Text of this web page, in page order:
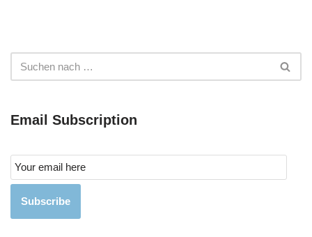
Email Subscription
Subscribe